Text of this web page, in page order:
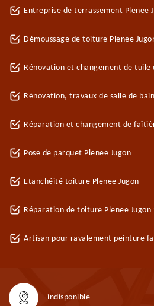
Entreprise de terrassement Plenee
Démoussage de toiture Plenee
Rénovation et changement de tuile
Rénovation, travaux de salle de
Réparation et changement de
Pose de parquet Plenee Jugon
Etanchéité toiture Plenee Jugon
Réparation de toiture Plenee Jugon
Artisan pour ravalement peinture
indisponible